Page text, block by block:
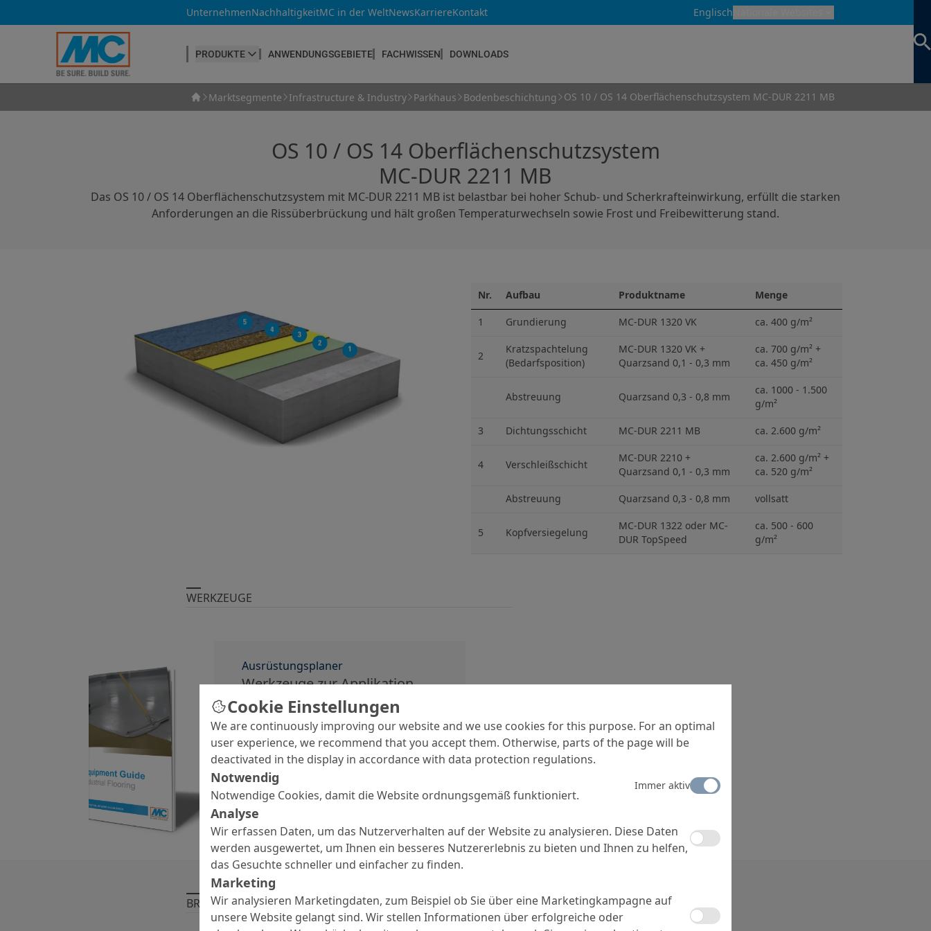
UnternehmenNachhaltigkeitMC in der WeltNewsKarriereKontakt Englisch
PRODUKTE
BETONHERSTELLUNG
Betonnachbehandlung
NEUBAU & INSTANDSETZUNG
Bauteilverstärkung
Bauwerksabdichtungen
Betoninstandsetzung
Hydrophobierungen & Imprägnierungen
Oberflächenschutz
ombran - Unterirdische Abwassersysteme
Tunnelsysteme
Vergussbeton & Vergussmörtel
ANWENDUNGSGEBIETE FACHWISSEN DOWNLOADS
Suche ...
Marktsegmente Infrastructure & Industry Parkhaus Bodenbeschichtung OS 10 / OS 14 Oberflächenschutzsystem MC-DUR 2211 MB
OS 10 / OS 14 Oberflächenschutzsystem
MC-DUR 2211 MB
Das OS 10 / OS 14 Oberflächenschutzsystem mit MC-DUR 2211 MB ist belastbar bei hoher Schub- und Scherkrafteinwirkung, erfüllt die starken
Anforderungen an die Rissüberbrückung und hält großen Temperaturwechseln sowie Frost und Freibewitterung stand.
Nr. Aufbau Produktname Menge
1 Grundierung MC-DUR 1320 VK ca. 400 g/m²
2
Kratzspachtelung
(Bedarfsposition)
MC-DUR 1320 VK +
Quarzsand 0,1 - 0,3 mm
ca. 700 g/m² +
ca. 450 g/m²
Abstreuung Quarzsand 0,3 - 0,8 mm
ca. 1000 - 1.500
g/m²
3 Dichtungsschicht MC-DUR 2211 MB ca. 2.600 g/m²
4 Verschleißschicht
MC-DUR 2210 +
Quarzsand 0,1 - 0,3 mm
ca. 2.600 g/m² +
ca. 520 g/m²
Abstreuung Quarzsand 0,3 - 0,8 mm vollsatt
5 Kopfversiegelung
MC-DUR 1322 oder MC-
DUR TopSpeed
ca. 500 - 600
g/m²
WERKZEUGE
Ausrüstungsplaner
Werkzeuge zur Applikation
von Industrieböden
BROSCHÜREN
Cookie Einstellungen
We are continuously improving our website and we use cookies for this purpose. For an optimal
user experience, we recommend that you accept them. Otherwise, parts of the page will be
deactivated in the display in accordance with data protection regulations.
Notwendig
Notwendige Cookies, damit die Website ordnungsgemäß funktioniert.
Immer aktiv
Analyse
Wir erfassen Daten, um das Nutzerverhalten auf der Website zu analysieren. Diese Daten
werden ausgewertet, um Ihnen ein besseres Nutzererlebnis zu bieten und Ihnen zu helfen,
das Gesuchte schneller und einfacher zu finden.
Marketing
Wir analysieren Marketingdaten, zum Beispiel ob Sie über eine Marketingkampagne auf
unsere Website gelangt sind. Wir stellen Informationen über erfolgreiche oder